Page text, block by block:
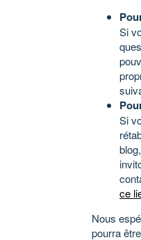
Si
Si
ce
Nous
pourra